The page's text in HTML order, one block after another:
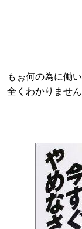
もぉ何の為に働
全くわかりませ